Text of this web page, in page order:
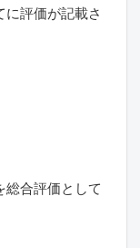
に評価が記載さ
総合評価として